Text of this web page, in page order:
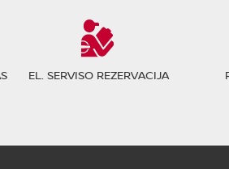
EL. SERVISO REZERVACIJA